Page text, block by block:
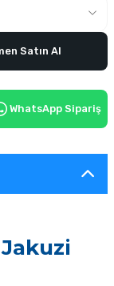
Satın Al
WhatsApp Sipariş